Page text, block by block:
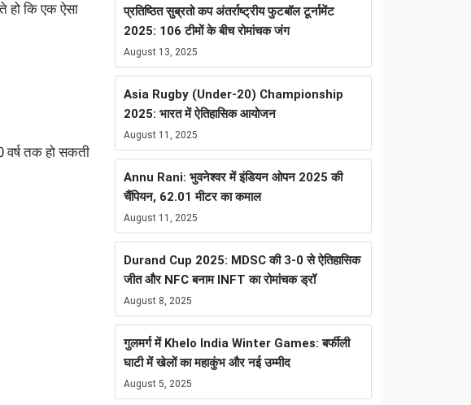
कि एक ऐसा
वर्ष तक हो सकती
प्रतिष्ठित सुब्रतो कप अंतर्राष्ट्रीय फुटबॉल टूर्नामेंट
2025: 106 टीमों के बीच रोमांचक जंग
August 13, 2025
Asia Rugby (Under-20) Championship
2025: भारत में ऐतिहासिक आयोजन
August 11, 2025
Annu Rani: भुवनेश्वर में इंडियन ओपन 2025 की
चैंपियन, 62.01 मीटर का कमाल
August 11, 2025
Durand Cup 2025: MDSC की 3-0 से ऐतिहासिक
जीत और NFC बनाम INFT का रोमांचक ड्रॉ
August 8, 2025
गुलमर्ग में Khelo India Winter Games: बर्फीली
घाटी में खेलों का महाकुंभ और नई उम्मीद
August 5, 2025